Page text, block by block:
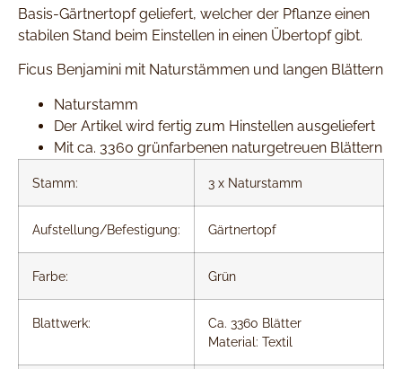
Basis-Gärtnertopf geliefert, welcher der Pflanze einen
stabilen Stand beim Einstellen in einen Übertopf gibt.
Ficus Benjamini mit Naturstämmen und langen Blättern
Naturstamm
Der Artikel wird fertig zum Hinstellen ausgeliefert
Mit ca. 3360 grünfarbenen naturgetreuen Blättern
Stamm: 3 x Naturstamm
Aufstellung/Befestigung: Gärtnertopf
Farbe: Grün
Blattwerk:
Ca. 3360 Blätter
Material: Textil